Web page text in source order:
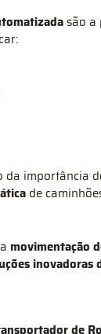
são a
da importância
de
movimentação
inovadoras
de